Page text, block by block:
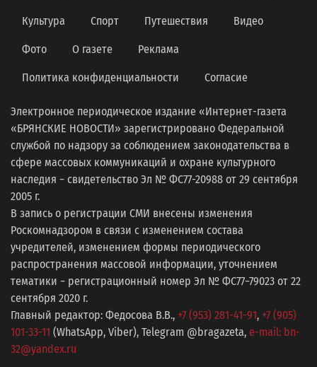
Культура Спорт Путешествия Видео
Фото О газете Реклама
Политика конфиденциальности Согласие
Электронное периодическое издание «Интернет-газета
«БРЯНСКИЕ НОВОСТИ» зарегистрировано Федеральной
службой по надзору за соблюдением законодательства в
сфере массовых коммуникаций и охране культурного
наследия − свидетельство Эл № ФС77-20988 от 29 сентября
2005 г.
В запись о регистрации СМИ внесены изменения
Роскомнадзором в связи с изменением состава
учредителей, изменением формы периодического
распространения массовой информации, уточнением
тематики − регистрационный номер Эл № ФС77−79023 от 22
сентября 2020 г.
Главный редактор: Федосова В.В., +7 (953) 281-41-91, +7 (905)
101-33-11 (WhatsApp, Viber), Telegram @bragazeta, e-mail: bn-
32@yandex.ru